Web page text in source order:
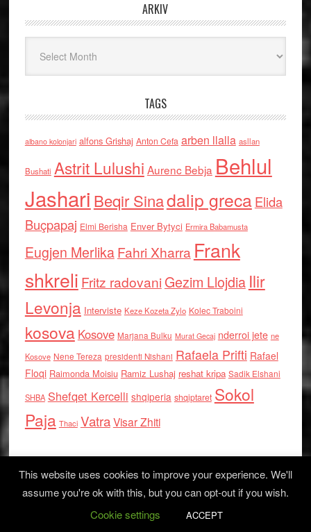
ARKIV
TAGS
albano kolonjari alfons Grishaj Anton Cefa arben llalla asllan
Bushati Astrit Lulushi Aurenc Bebja Behlul
Jashari Beqir Sinadalip grecaElida
Buçpapaj Elmi Berisha Enver Bytyci Ermira Babamusta
Eugjen MerlikaFahri Xharra Frank
shkreli Fritz radovaniGezim Llojdia Ilir
Levonja Interviste Keze Kozeta Zylo Kolec Traboini
kosova Kosove Marjana Bulku Murat Gecaj nderroi jete ne
Kosove Nene Tereza presidenti Nishani Rafaela Prifti Rafael
Floqi Raimonda Moisiu Ramiz Lushaj reshat kripa Sadik Elshani
SHBA Shefqet Kercelli shqiperia shqiptaret Sokol
Paja Thaci VatraVisar Zhiti
Log in
This website uses cookies to improve your experience. We'll
assume you're ok with this, but you can opt-out if you wish.
Cookie settings
ACCEPT